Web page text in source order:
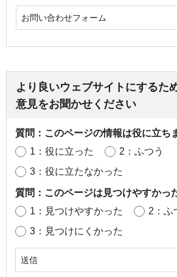
お問い合わせフォーム
より良いウェブサイトにするた
意見をお聞かせください
質問：このページの情報は役に立ち
1：役に立った
2：ふつう
3：役に立たなかった
質問：このページは見つけやすかっ
1：見つけやすかった
2：ふ
3：見つけにくかった